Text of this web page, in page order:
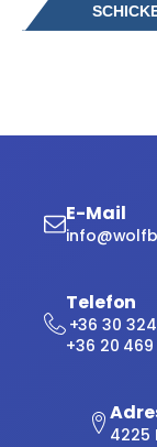
E-Mail
Telefon
+36 30
+36 20
4225